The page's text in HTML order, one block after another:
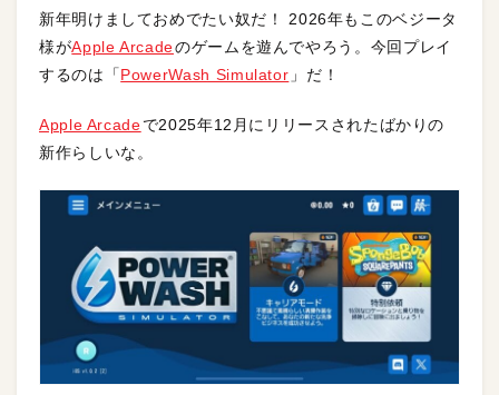
新年明けましておめでたい奴だ！ 2026年もこのベジータ
様がApple Arcadeのゲームを遊んでやろう。今回プレイ
するのは「PowerWash Simulator 」だ！
Apple Arcadeで2025年12月にリリースされたばかりの
新作らしいな。